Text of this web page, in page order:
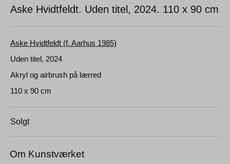
Aske Hvidtfeldt. Uden titel, 2024. 110 x 90 cm
Aske Hvidtfeldt (f. Aarhus 1985)
Uden titel, 2024
Akryl og airbrush på lærred
110 x 90 cm
Solgt
Om Kunstværket